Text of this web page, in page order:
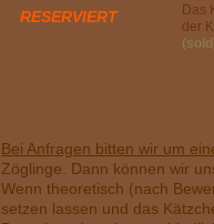
RESERVIERT
Das
der
Bei Anfragen bitten wir um
Zöglinge. Dann können wir
Wenn theoretisch (nach
setzen lassen und das